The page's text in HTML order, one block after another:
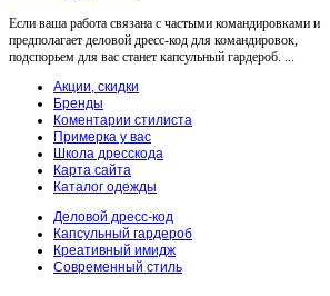
Если ваша работа связана с частыми командировками и
предполагает деловой дресс-код для командировок,
подспорьем для вас станет капсульный гардероб. ...
Акции, скидки
Бренды
Коментарии стилиста
Примерка у вас
Школа дресскода
Карта сайта
Каталог одежды
Деловой дресс-код
Капсульный гардероб
Креативный имидж
Современный стиль